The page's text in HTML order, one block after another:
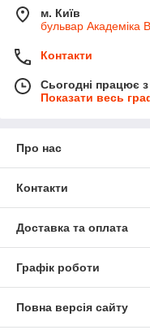
м. Київ
бульвар Академіка
Контакти
Сьогодні працює
Показати весь
Про нас
Контакти
Доставка та оплата
Графік роботи
Повна версія сайту